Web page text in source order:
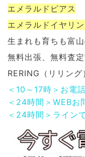
エメラルドピアス
エメラルドイヤリ
生まれも育ちも富
無料出張、無料査
RERING（リリング
＜10～17時＞お電話
＜24時間＞WEBお
＜24時間＞ライン